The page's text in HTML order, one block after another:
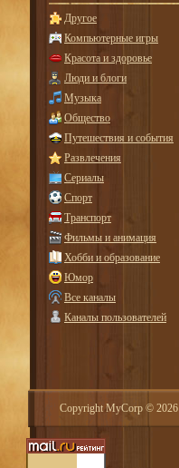
Другое
Компьютерные игры
Красота и здоровье
Люди и блоги
Музыка
Общество
Путешествия и события
Развлечения
Сериалы
Спорт
Транспорт
Фильмы и анимация
Хобби и образование
Юмор
Все каналы
Каналы пользователей
Copyright MyCorp © 2026